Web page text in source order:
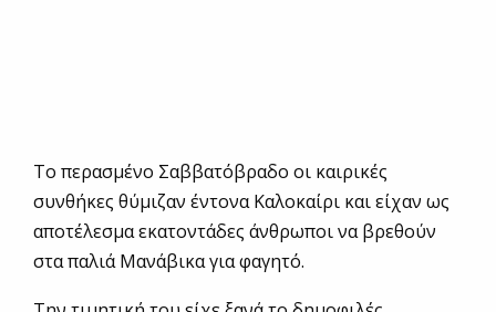
Το περασμένο Σαββατόβραδο οι καιρικές
συνθήκες θύμιζαν έντονα Καλοκαίρι και είχαν ως
αποτέλεσμα εκατοντάδες άνθρωποι να βρεθούν
στα παλιά Μανάβικα για φαγητό.